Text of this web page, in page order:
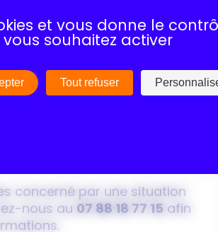
ou 100% en distanciel.
concerné par une situation
nous au 07 88 18 77 15 afin
et vous donne le
vous souhaitez activer
Tout refuser